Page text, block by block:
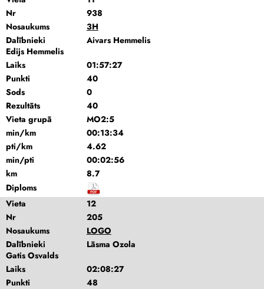
Nr
938
Nosaukums
3H
Dalībnieki
Aivars Hemmelis
Edijs Hemmelis
Laiks
01:57:27
Punkti
40
Sods
0
Rezultāts
40
Vieta grupā
MO2:5
min/km
00:13:34
pti/km
4.62
min/pti
00:02:56
km
8.7
Diploms
Vieta
12
Nr
205
Nosaukums
LOGO
Dalībnieki
Lāsma Ozola
Gatis Osvalds
Laiks
02:08:27
Punkti
48